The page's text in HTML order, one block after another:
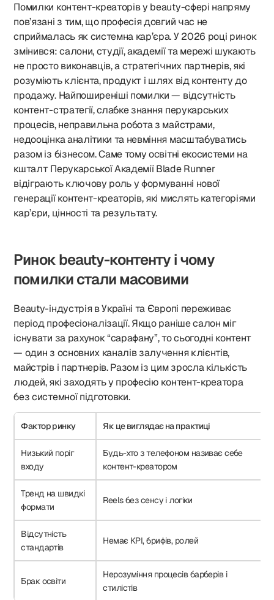
ЯКІ ПОМИЛКИ НАЙЧАСТІШЕ РОБЛЯТЬ
КОНТЕНТ-КРЕАТОРИ У BEAUTY-ІНДУСТРІЇ?
ЯК ЗРОЗУМІТИ, ЯКИЙ КОНТЕНТ НАЙКРАЩЕ
ПРАЦЮЄ У КИЄВІ ЧИ РЕГІОНАХ УКРАЇНИ?
ЯК СТВОРЮВАТИ КОНТЕНТ ДЛЯ
РЕКЛАМНИХ КАМПАНІЙ ТА СПІВПРАЦЬ ІЗ
БРЕНДАМИ?
ЯК ВИРОСТИ З КОНТЕНТ-КРЕАТОРА ДО
SMM-МЕНЕДЖЕРА АБО БРЕНД-
ДИРЕКТОРА У СФЕРІ КРАСИ?
Помилки контент-креаторів у beauty-сфері напряму
пов’язані з тим, що професія довгий час не
сприймалась як системна кар’єра. У 2026 році ринок
змінився: салони, студії, академії та мережі шукають
не просто виконавців, а стратегічних партнерів, які
розуміють клієнта, продукт і шлях від контенту до
продажу. Найпоширеніші помилки — відсутність
контент-стратегії, слабке знання перукарських
процесів, неправильна робота з майстрами,
недооцінка аналітики та невміння масштабуватись
разом із бізнесом. Саме тому освітні екосистеми на
кшталт Перукарської Академії Blade Runner
відіграють ключову роль у формуванні нової
генерації контент-креаторів, які мислять категоріями
кар’єри, цінності та результату.
Ринок beauty-контенту і чому
помилки стали масовими
Beauty-індустрія в Україні та Європі переживає
період професіоналізації. Якщо раніше салон міг
існувати за рахунок “сарафану”, то сьогодні контент
— один з основних каналів залучення клієнтів,
майстрів і партнерів. Разом із цим зросла кількість
людей, які заходять у професію контент-креатора
без системної підготовки.
Фактор ринку Як це виглядає на практиці
Низький поріг
входу
Будь-хто з телефоном називає себе
контент-креатором
Тренд на швидкі
формати
Reels без сенсу і логіки
Відсутність
стандартів
Немає KPI, брифів, ролей
Брак освіти
Нерозуміння процесів барберів і
стилістів